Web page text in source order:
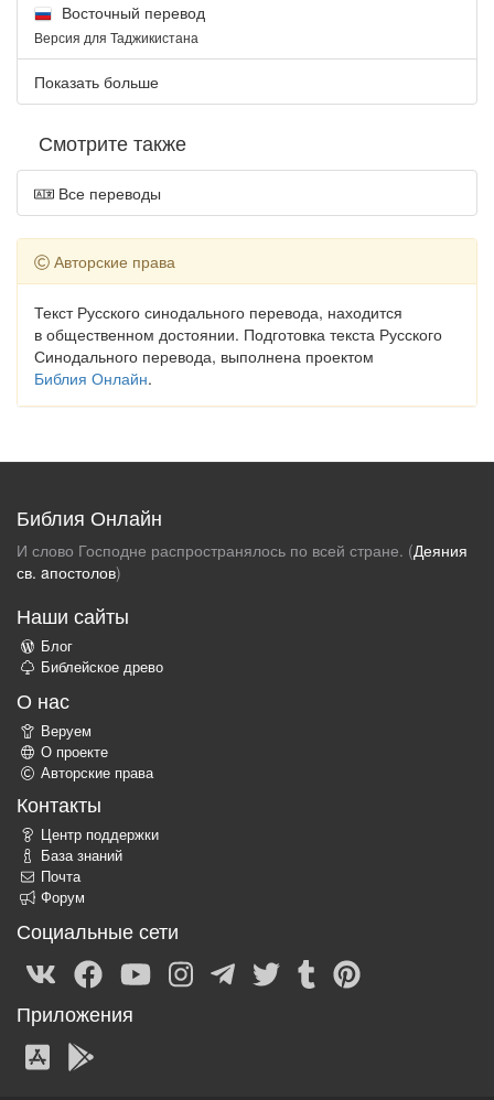
Восточный перевод
Версия для Таджикистана
Показать больше
Смотрите также
Все переводы
Авторские права
Текст Русского синодального перевода, находится
в общественном достоянии. Подготовка текста Русского
Синодального перевода, выполнена проектом
Библия Онлайн.
Библия Онлайн
И слово Господне распространялось по всей стране. (Деяния
св. aпостолов)
Наши сайты
Блог
Библейское древо
О нас
Веруем
О проекте
Авторские права
Контакты
Центр поддержки
База знаний
Почта
Форум
Социальные сети
Приложения